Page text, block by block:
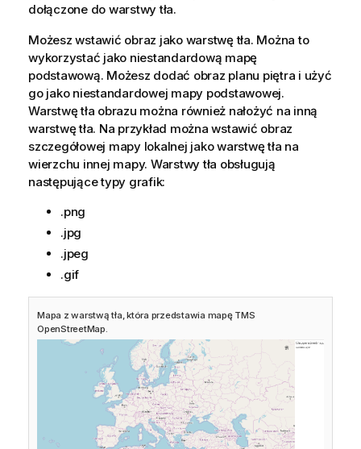
dołączone do warstwy tła.
Możesz wstawić obraz jako warstwę tła. Można to
wykorzystać jako niestandardową mapę
podstawową. Możesz dodać obraz planu piętra i użyć
go jako niestandardowej mapy podstawowej.
Warstwę tła obrazu można również nałożyć na inną
warstwę tła. Na przykład można wstawić obraz
szczegółowej mapy lokalnej jako warstwę tła na
wierzchu innej mapy. Warstwy tła obsługują
następujące typy grafik:
.png
.jpg
.jpeg
.gif
Mapa z warstwą tła, która przedstawia mapę TMS
OpenStreetMap